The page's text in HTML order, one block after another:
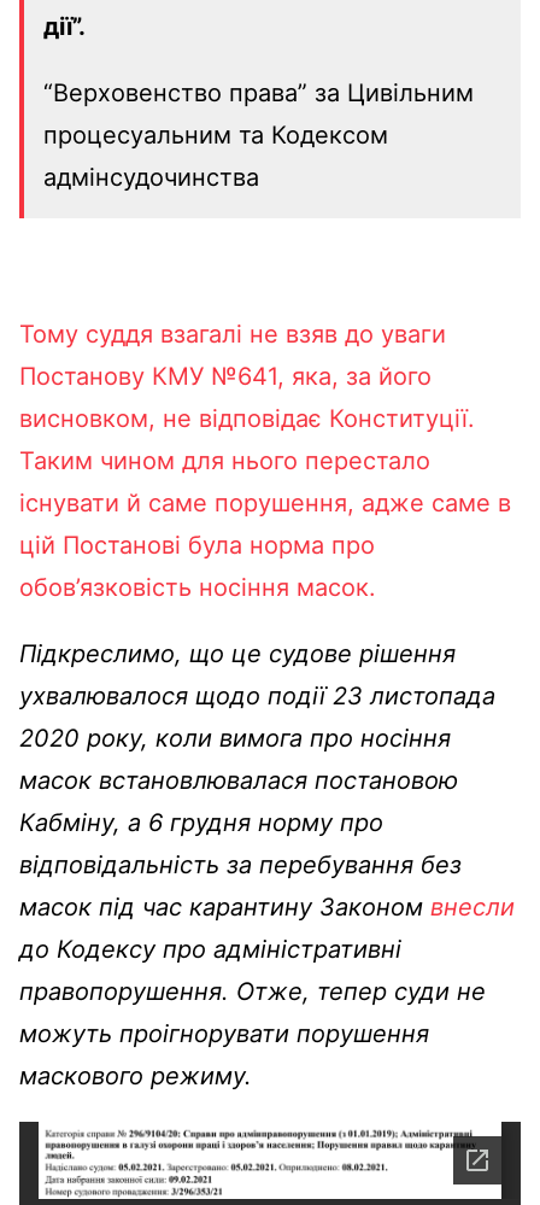
дії”.
“Верховенство права” за Цивільним
процесуальним та Кодексом
адмінсудочинства
Тому суддя взагалі не взяв до уваги
Постанову КМУ №641, яка, за його
висновком, не відповідає Конституції.
Таким чином для нього перестало
існувати й саме порушення, адже саме в
цій Постанові була норма про
обов’язковість носіння масок.
Підкреслимо, що це судове рішення
ухвалювалося щодо події 23 листопада
2020 року, коли вимога про носіння
масок встановлювалася постановою
Кабміну, а 6 грудня норму про
відповідальність за перебування без
масок під час карантину Законом внесли
до Кодексу про адміністративні
правопорушення. Отже, тепер суди не
можуть проігнорувати порушення
маскового режиму.